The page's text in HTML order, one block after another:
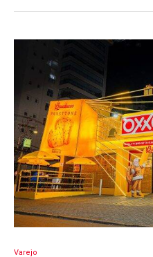
Varejo